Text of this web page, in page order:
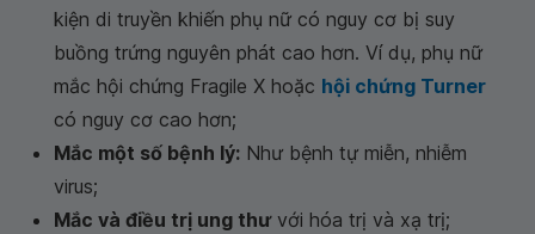
kiện di truyền khiến phụ nữ có nguy cơ bị suy
buồng trứng nguyên phát cao hơn. Ví dụ, phụ nữ
mắc hội chứng Fragile X hoặc hội chứng Turner
có nguy cơ cao hơn;
Mắc một số bệnh lý: Như bệnh tự miễn, nhiễm
virus;
Mắc và điều trị ung thưvới hóa trị và xạ trị;